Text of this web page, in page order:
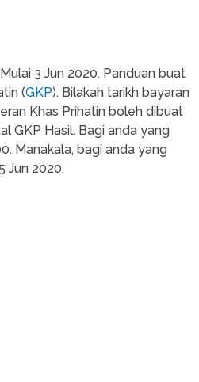
3 Jun 2020. Panduan buat
(GKP). Bilakah tarikh bayaran
Khas Prihatin boleh dibuat
GKP Hasil. Bagi anda yang
Manakala, bagi anda yang
Jun 2020.